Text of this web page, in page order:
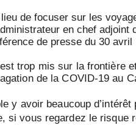
lieu de focuser sur les
en chef adjoint
de presse du 30
est trop mis sur la frontière
de la COVID-19 au
y avoir beaucoup
si vous regardez le risque